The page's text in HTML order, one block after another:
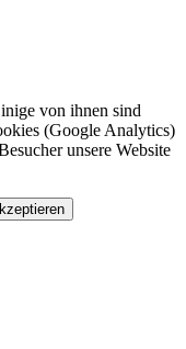
von ihnen sind
(Google Analytics)
unsere Website